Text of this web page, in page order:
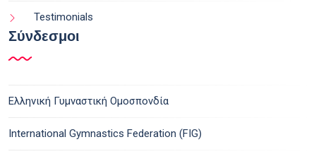
Testimonials
Σύνδεσμοι
Ελληνική Γυμναστική Ομοσπονδία
International Gymnastics Federation (FIG)